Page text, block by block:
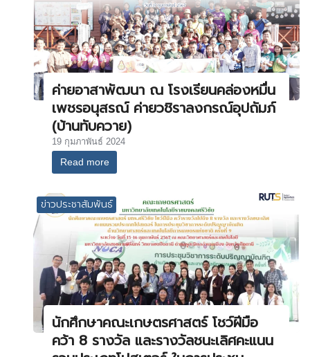
ค่ายอาสาพัฒนา ณ โรงเรียนคล่องหมื่น
เพชรอนุสรณ์ ค่ายวชิราลงกรณ์อุปถัมภ์
(บ้านทับควาย)
19 กุมภาพันธ์ 2024
Read more
ข่าวประชาสัมพันธ์
นักศึกษาคณะเกษตรศาสตร์ โชว์ฝีมือ
คว้า 8 รางวัล และรางวัลชนะเลิศคะแนน